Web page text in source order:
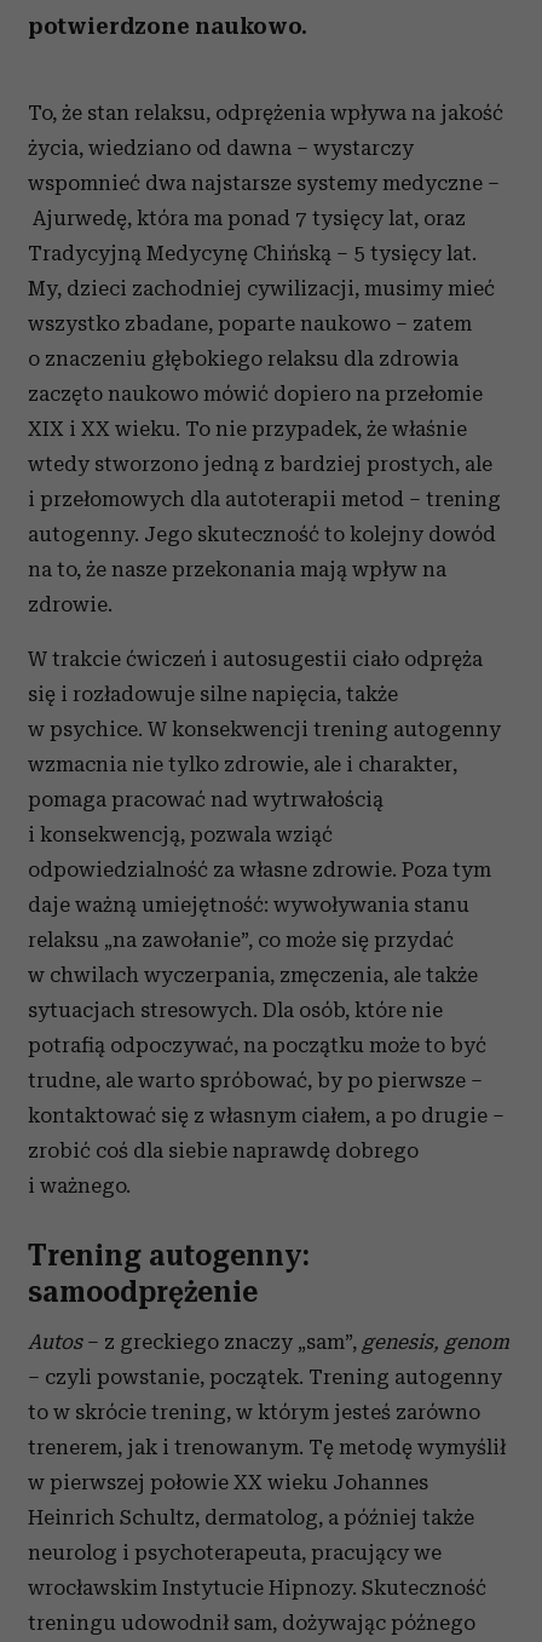
potwierdzone naukowo.
To, że stan relaksu, odprężenia wpływa na jakość
życia, wiedziano od dawna – wystarczy
wspomnieć dwa najstarsze systemy medyczne –
Ajurwedę, która ma ponad 7 tysięcy lat, oraz
Tradycyjną Medycynę Chińską – 5 tysięcy lat.
My, dzieci zachodniej cywilizacji, musimy mieć
wszystko zbadane, poparte naukowo – zatem
o znaczeniu głębokiego relaksu dla zdrowia
zaczęto naukowo mówić dopiero na przełomie
XIX i XX wieku. To nie przypadek, że właśnie
wtedy stworzono jedną z bardziej prostych, ale
i przełomowych dla autoterapii metod – trening
autogenny. Jego skuteczność to kolejny dowód
na to, że nasze przekonania mają wpływ na
zdrowie.
W trakcie ćwiczeń i autosugestii ciało odpręża
się i rozładowuje silne napięcia, także
w psychice. W konsekwencji trening autogenny
wzmacnia nie tylko zdrowie, ale i charakter,
pomaga pracować nad wytrwałością
i konsekwencją, pozwala wziąć
odpowiedzialność za własne zdrowie. Poza tym
daje ważną umiejętność: wywoływania stanu
relaksu „na zawołanie”, co może się przydać
w chwilach wyczerpania, zmęczenia, ale także
sytuacjach stresowych. Dla osób, które nie
potrafią odpoczywać, na początku może to być
trudne, ale warto spróbować, by po pierwsze –
kontaktować się z własnym ciałem, a po drugie –
zrobić coś dla siebie naprawdę dobrego
i ważnego.
Trening autogenny:
samoodprężenie
Autos– z greckiego znaczy „sam”, genesis, genom
– czyli powstanie, początek. Trening autogenny
to w skrócie trening, w którym jesteś zarówno
trenerem, jak i trenowanym. Tę metodę wymyślił
w pierwszej połowie XX wieku Johannes
Heinrich Schultz, dermatolog, a później także
neurolog i psychoterapeuta, pracujący we
wrocławskim Instytucie Hipnozy. Skuteczność
treningu udowodnił sam, dożywając późnego